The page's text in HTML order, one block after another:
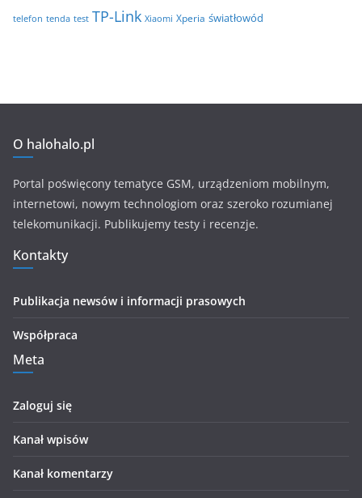
telefon tenda test TP-Link Xiaomi Xperia światłowód
O halohalo.pl
Portal poświęcony tematyce GSM, urządzeniom mobilnym,
internetowi, nowym technologiom oraz szeroko rozumianej
telekomunikacji. Publikujemy testy i recenzje.
Kontakty
Publikacja newsów i informacji prasowych
Współpraca
Meta
Zaloguj się
Kanał wpisów
Kanał komentarzy